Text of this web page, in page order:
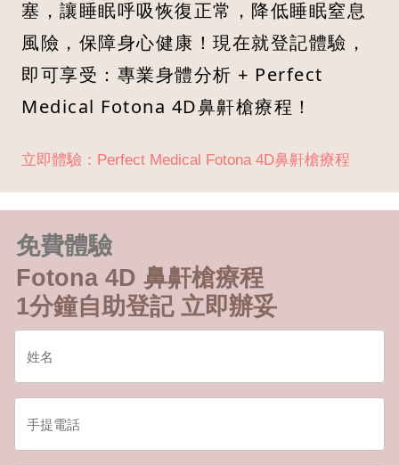
塞，讓睡眠呼吸恢復正常，降低睡眠窒息
風險，保障身心健康！現在就登記體驗，
即可享受：專業身體分析 + Perfect
Medical Fotona 4D鼻鼾槍療程！
立即體驗：Perfect Medical Fotona 4D鼻鼾槍療程
免費體驗
Fotona 4D 鼻鼾槍療程
1分鐘自助登記 立即辦妥